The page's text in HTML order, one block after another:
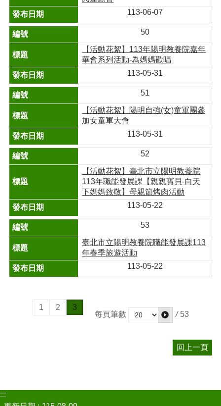
113-06-07
50
【活動花絮】113年陽明教養院嘉年
華會系列活動-為媽媽歡唱
113-05-31
51
【活動花絮】陽明自強(女)童軍團參
加女童軍大會
113-05-31
52
【活動花絮】臺北市立陽明教養院
113年職能發展課【親親寶貝-向天
下媽媽致敬】母親節烤肉活動
113-05-22
53
臺北市立陽明教養院職能發展課113
年春季旅遊活動
113-05-22
1 2
3
每頁筆數
/ 53
回上一頁
:::